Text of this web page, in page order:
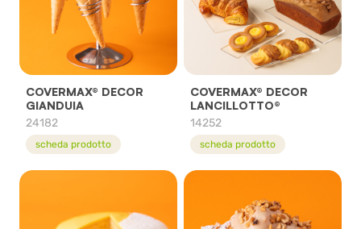
COVERMAX® DECOR
GIANDUIA
24182
scheda prodotto
COVERMAX® DECOR
LANCILLOTTO®
14252
scheda prodotto